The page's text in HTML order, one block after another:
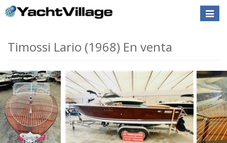
Toggle
Timossi Lario (1968) En venta